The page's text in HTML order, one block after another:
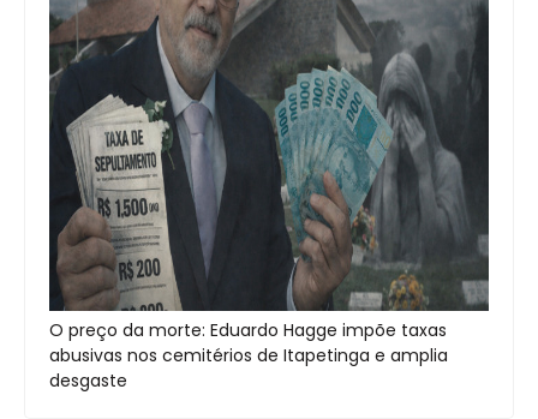
O preço da morte: Eduardo Hagge impõe taxas
abusivas nos cemitérios de Itapetinga e amplia
desgaste